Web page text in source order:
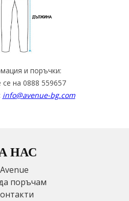
и поръчки:
на 0888 559657
info@avenue-bg.com
НАС
Avenue
поръчам